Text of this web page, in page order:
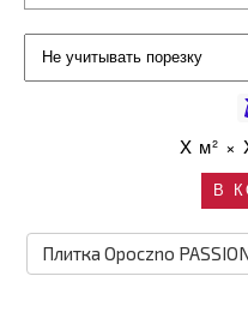
X м² ×
В
Плитка Opoczno